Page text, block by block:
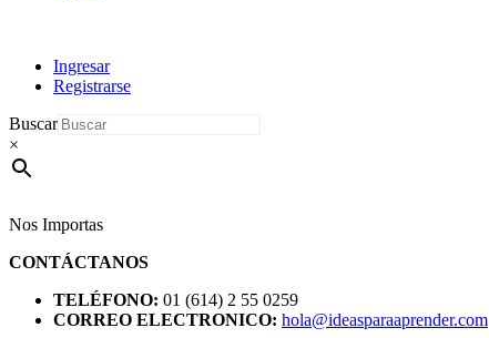
Ingresar
Registrarse
Buscar
×
Nos Importas
CONTÁCTANOS
TELÉFONO: 01 (614) 2 55 0259
CORREO ELECTRONICO: hola@ideasparaaprender.com